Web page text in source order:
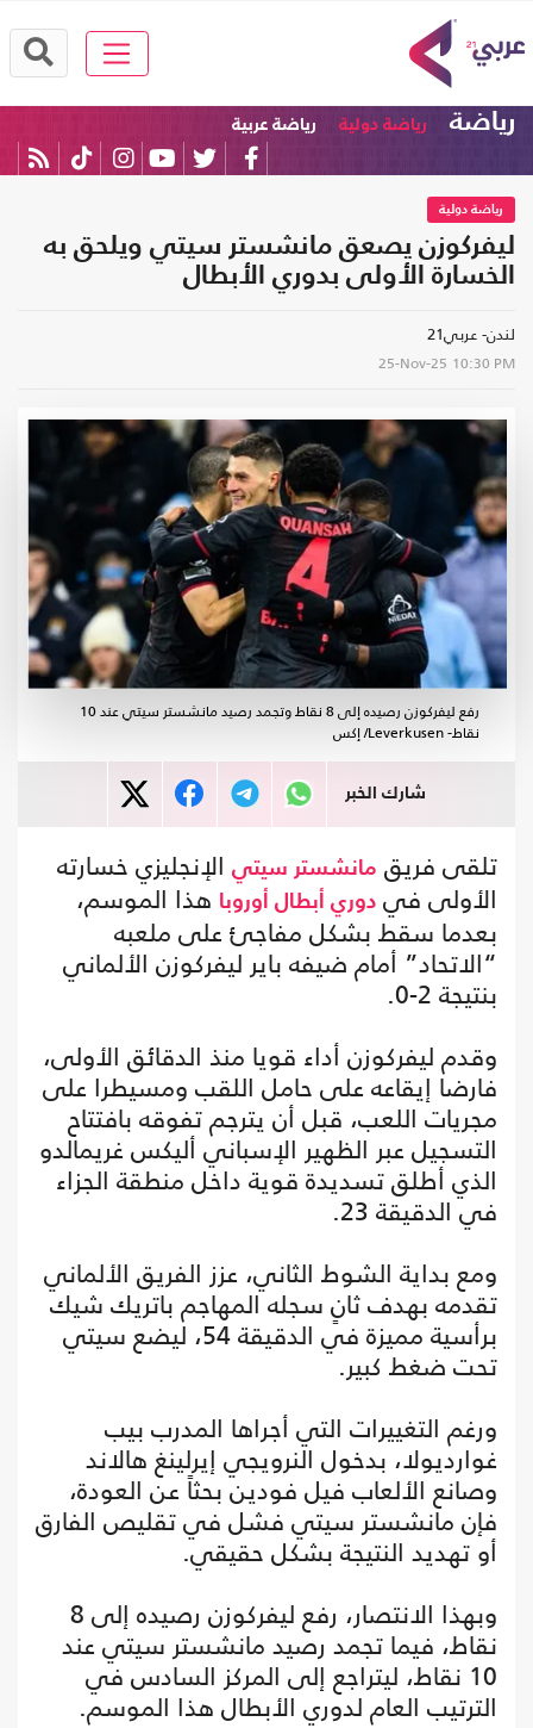
رياضة رياضة دولية رياضة عربية
رياضة دولية
ليفركوزن يصعق مانشستر سيتي ويلحق به
الخسارة الأولى بدوري الأبطال
لندن- عربي21
25-Nov-25 10:30 PM
رفع ليفركوزن رصيده إلى 8 نقاط وتجمد رصيد مانشستر سيتي عند 10
نقاط- Leverkusen/ إكس
شارك الخبر
تلقى فريق مانشستر سيتي الإنجليزي خسارته
الأولى في دوري أبطال أوروبا هذا الموسم،
بعدما سقط بشكل مفاجئ على ملعبه
“الاتحاد” أمام ضيفه باير ليفركوزن الألماني
بنتيجة 2-0.
وقدم ليفركوزن أداء قويا منذ الدقائق الأولى،
فارضا إيقاعه على حامل اللقب ومسيطرا على
مجريات اللعب، قبل أن يترجم تفوقه بافتتاح
التسجيل عبر الظهير الإسباني أليكس غريمالدو
الذي أطلق تسديدة قوية داخل منطقة الجزاء
في الدقيقة 23.
ومع بداية الشوط الثاني، عزز الفريق الألماني
تقدمه بهدف ثانٍ سجله المهاجم باتريك شيك
برأسية مميزة في الدقيقة 54، ليضع سيتي
تحت ضغط كبير.
ورغم التغييرات التي أجراها المدرب بيب
غوارديولا، بدخول النرويجي إيرلينغ هالاند
وصانع الألعاب فيل فودين بحثاً عن العودة،
فإن مانشستر سيتي فشل في تقليص الفارق
أو تهديد النتيجة بشكل حقيقي.
وبهذا الانتصار، رفع ليفركوزن رصيده إلى 8
نقاط، فيما تجمد رصيد مانشستر سيتي عند
10 نقاط، ليتراجع إلى المركز السادس في
الترتيب العام لدوري الأبطال هذا الموسم.